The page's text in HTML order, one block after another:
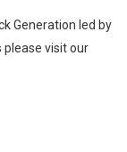
Generation led by
please visit our